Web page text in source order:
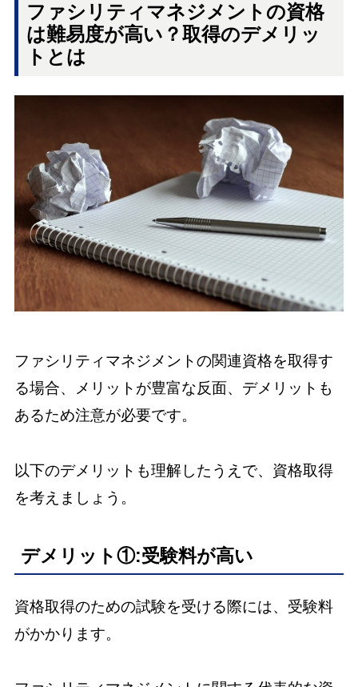
ファシリティマネジメントの資格
は難易度が高い？取得のデメリッ
トとは
ファシリティマネジメントの関連資格を取得す
る場合、メリットが豊富な反面、デメリットも
あるため注意が必要です。
以下のデメリットも理解したうえで、資格取得
を考えましょう。
デメリット①:受験料が高い
資格取得のための試験を受ける際には、受験料
がかかります。